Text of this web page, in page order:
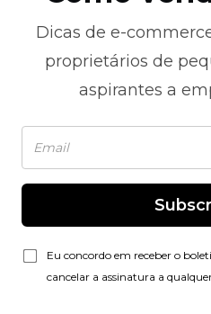
Dicas de e-
proprietários de
aspirantes a
Eu concordo em receber o
cancelar a assinatura a